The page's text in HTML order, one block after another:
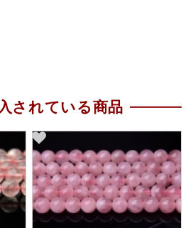
されている商品